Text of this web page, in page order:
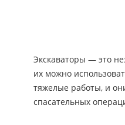
Экскаваторы — это
их можно
тяжелые работы, и
спасательных